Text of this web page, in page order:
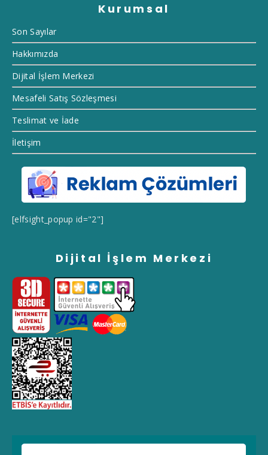
Kurumsal
Son Sayılar
Hakkımızda
Dijital İşlem Merkezi
Mesafeli Satış Sözleşmesi
Teslimat ve İade
İletişim
[elfsight_popup id="2"]
Dijital İşlem Merkezi